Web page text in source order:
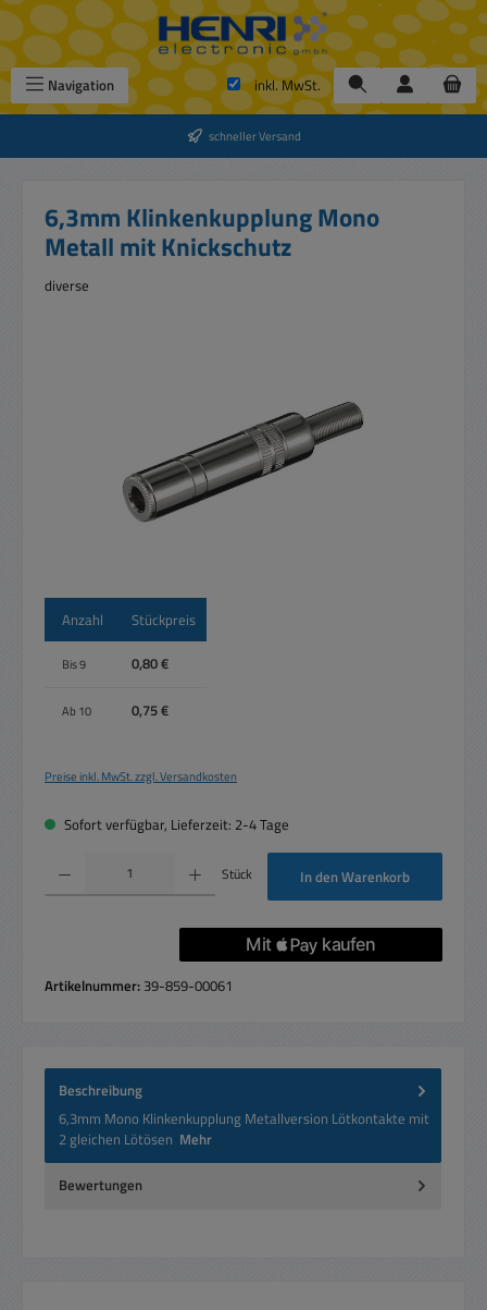
Zum Hauptinhalt springen
Navigation inkl. MwSt.
schneller Versand
6,3mm Klinkenkupplung Mono
Metall mit Knickschutz
diverse
Anzahl Stückpreis
Bis9 0,80 €
Ab 10 0,75 €
Preise inkl. MwSt. zzgl. Versandkosten
Sofort verfügbar, Lieferzeit: 2-4 Tage
Produkt Anzahl: Gib den gewünschten Wert ein oder benutze die Schaltflächen um
Stück In den Warenkorb
Artikelnummer: 39-859-00061
Beschreibung
6,3mm Mono Klinkenkupplung Metallversion Lötkontakte mit
2 gleichen Lötösen Mehr
Bewertungen